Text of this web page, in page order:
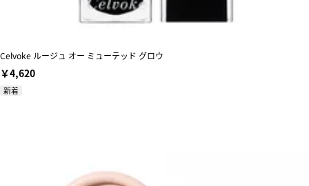
Celvoke ルージュ オー ミューテッド グロウ
￥4,620
新着